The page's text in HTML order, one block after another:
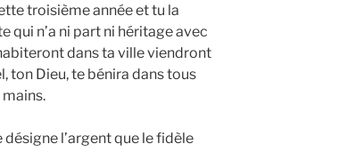
troisième année et tu la
qui n’a ni part ni héritage avec
dans ta ville viendront
ton Dieu, te bénira dans tous
l’argent que le fidèle